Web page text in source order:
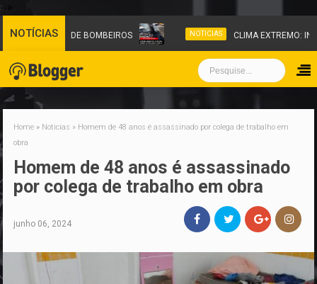
-->
NOTÍCIAS
CORPO DE BOMBEIROS NOTICIAS CLIMA EXTREMO:
Home » Noticias » Homem de 48 anos é assassinado por colega de trabalho em
obra
Homem de 48 anos é assassinado
por colega de trabalho em obra
junho 06, 2024